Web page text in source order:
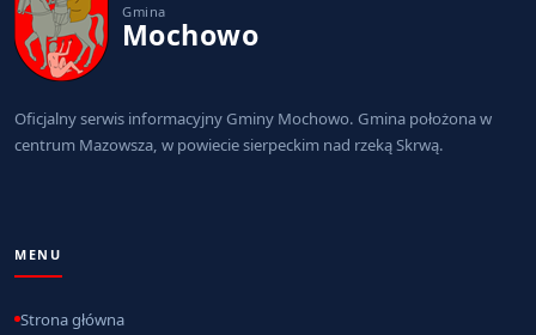
Gmina
Mochowo
Oficjalny serwis informacyjny Gminy Mochowo. Gmina położona w
centrum Mazowsza, w powiecie sierpeckim nad rzeką Skrwą.
MENU
Strona główna